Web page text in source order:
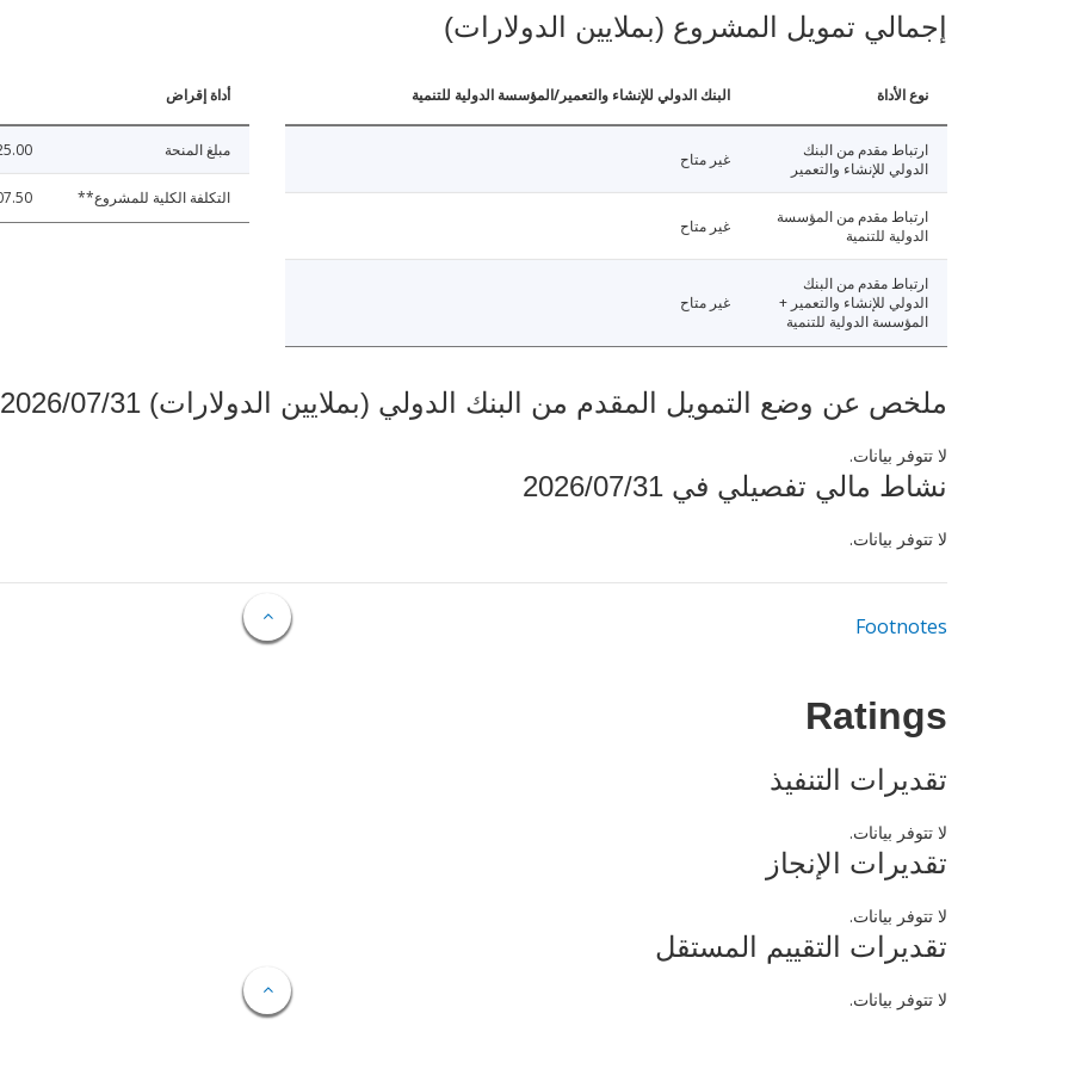
إجمالي تمويل المشروع (بملايين الدولارات)
نوع الأداة البنك الدولي للإنشاء والتعمير/المؤسسة الدولية للتنمية
ارتباط مقدم من البنك
الدولي للإنشاء والتعمير
غير متاح
ارتباط مقدم من المؤسسة
الدولية للتنمية
غير متاح
ارتباط مقدم من البنك
الدولي للإنشاء والتعمير +
المؤسسة الدولية للتنمية
غير متاح
أداة إقراض
مبلغ المنحة
التكلفة الكلية للمشروع**
ملخص عن وضع التمويل المقدم من البنك الدولي (بملايين الدولارات) 2026/07/31
لا تتوفر بيانات.
نشاط مالي تفصيلي في 2026/07/31
لا تتوفر بيانات.
Footnotes
Ratings
تقديرات التنفيذ
لا تتوفر بيانات.
تقديرات الإنجاز
لا تتوفر بيانات.
تقديرات التقييم المستقل
لا تتوفر بيانات.